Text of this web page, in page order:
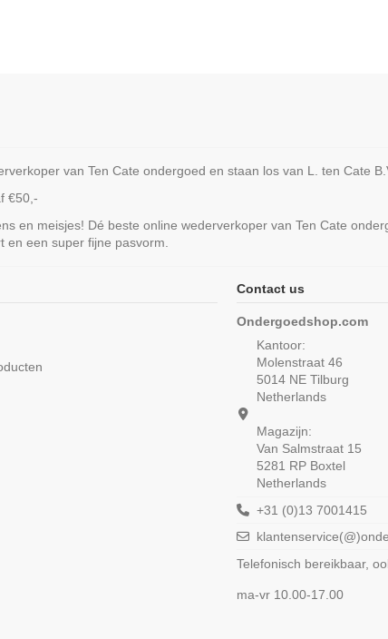
van Ten Cate ondergoed en staan los van L. ten Cate
€50,-
en meisjes! Dé beste online wederverkoper van Ten Cate
en een super fijne pasvorm.
Contact us
Ondergoedshop.com
Kantoor:
Molenstraat 46
5014 NE Tilburg
Netherlands
Magazijn:
Van Salmstraat 15
5281 RP Boxtel
Netherlands
+31 (0)13 7001415
Telefonisch bereikbaar,
ma-vr 10.00-17.00